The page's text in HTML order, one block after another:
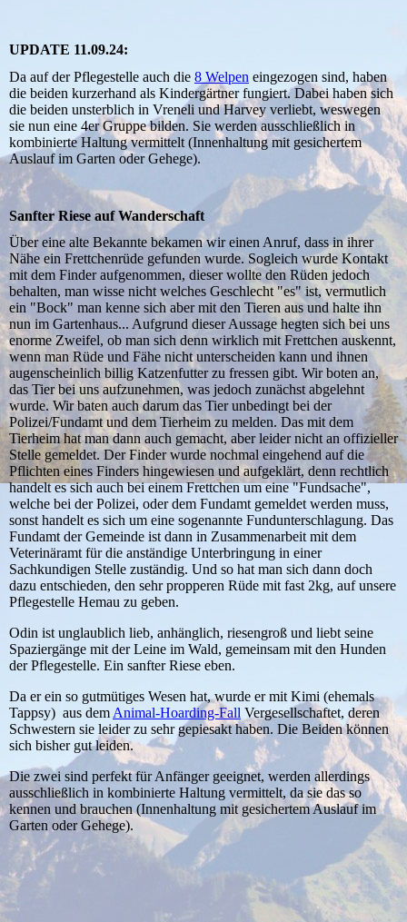
UPDATE 11.09.24:
Da auf der Pflegestelle auch die 8 Welpen eingezogen sind, haben
die beiden kurzerhand als Kindergärtner fungiert. Dabei haben sich
die beiden unsterblich in Vreneli und Harvey verliebt, weswegen
sie nun eine 4er Gruppe bilden. Sie werden ausschließlich in
kombinierte Haltung vermittelt (Innenhaltung mit gesichertem
Auslauf im Garten oder Gehege).
Sanfter Riese auf Wanderschaft
Über eine alte Bekannte bekamen wir einen Anruf, dass in ihrer
Nähe ein Frettchenrüde gefunden wurde. Sogleich wurde Kontakt
mit dem Finder aufgenommen, dieser wollte den Rüden jedoch
behalten, man wisse nicht welches Geschlecht "es" ist, vermutlich
ein "Bock" man kenne sich aber mit den Tieren aus und halte ihn
nun im Gartenhaus... Aufgrund dieser Aussage hegten sich bei uns
enorme Zweifel, ob man sich denn wirklich mit Frettchen auskennt,
wenn man Rüde und Fähe nicht unterscheiden kann und ihnen
augenscheinlich billig Katzenfutter zu fressen gibt. Wir boten an,
das Tier bei uns aufzunehmen, was jedoch zunächst abgelehnt
wurde. Wir baten auch darum das Tier unbedingt bei der
Polizei/Fundamt und dem Tierheim zu melden. Das mit dem
Tierheim hat man dann auch gemacht, aber leider nicht an offizieller
Stelle gemeldet. Der Finder wurde nochmal eingehend auf die
Pflichten eines Finders hingewiesen und aufgeklärt, denn rechtlich
handelt es sich auch bei einem Frettchen um eine "Fundsache",
welche bei der Polizei, oder dem Fundamt gemeldet werden muss,
sonst handelt es sich um eine sogenannte Fundunterschlagung. Das
Fundamt der Gemeinde ist dann in Zusammenarbeit mit dem
Veterinäramt für die anständige Unterbringung in einer
Sachkundigen Stelle zuständig. Und so hat man sich dann doch
dazu entschieden, den sehr propperen Rüde mit fast 2kg, auf unsere
Pflegestelle Hemau zu geben.
Odin ist unglaublich lieb, anhänglich, riesengroß und liebt seine
Spaziergänge mit der Leine im Wald, gemeinsam mit den Hunden
der Pflegestelle. Ein sanfter Riese eben.
Da er ein so gutmütiges Wesen hat, wurde er mit Kimi (ehemals
Tappsy) aus dem Animal-Hoarding-Fall Vergesellschaftet, deren
Schwestern sie leider zu sehr gepiesakt haben. Die Beiden können
sich bisher gut leiden.
Die zwei sind perfekt für Anfänger geeignet, werden allerdings
ausschließlich in kombinierte Haltung vermittelt, da sie das so
kennen und brauchen (Innenhaltung mit gesichertem Auslauf im
Garten oder Gehege).